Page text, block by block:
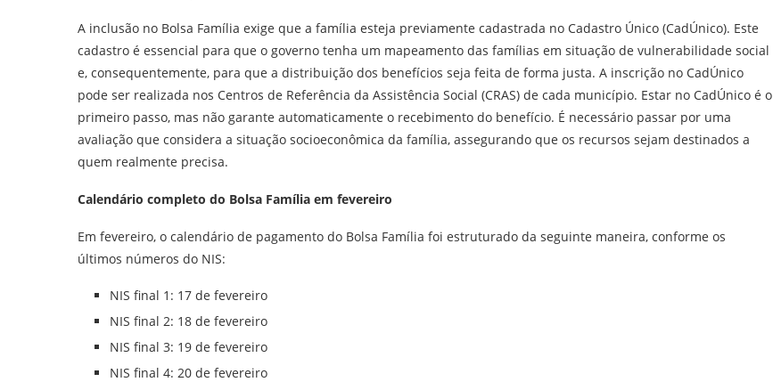
A inclusão no Bolsa Família exige que a família esteja previamente cadastrada no Cadastro Único (CadÚnico). Este
cadastro é essencial para que o governo tenha um mapeamento das famílias em situação de vulnerabilidade social
e, consequentemente, para que a distribuição dos benefícios seja feita de forma justa. A inscrição no CadÚnico
pode ser realizada nos Centros de Referência da Assistência Social (CRAS) de cada município. Estar no CadÚnico é o
primeiro passo, mas não garante automaticamente o recebimento do benefício. É necessário passar por uma
avaliação que considera a situação socioeconômica da família, assegurando que os recursos sejam destinados a
quem realmente precisa.
Calendário completo do Bolsa Família em fevereiro
Em fevereiro, o calendário de pagamento do Bolsa Família foi estruturado da seguinte maneira, conforme os
últimos números do NIS:
NIS final 1: 17 de fevereiro
NIS final 2: 18 de fevereiro
NIS final 3: 19 de fevereiro
NIS final 4: 20 de fevereiro